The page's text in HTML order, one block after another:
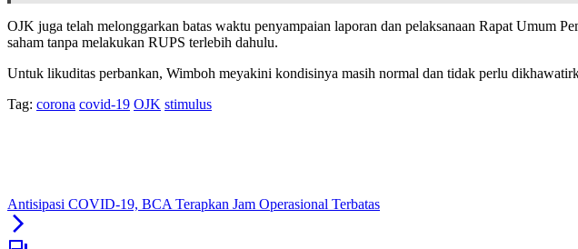
OJK juga telah melonggarkan batas waktu penyampaian laporan dan pelaksanaan Rapat Umum
saham tanpa melakukan RUPS terlebih dahulu.
Untuk likuditas perbankan, Wimboh meyakini kondisinya masih normal dan tidak perlu
Tag: corona covid-19 OJK stimulus
Antisipasi COVID-19, BCA Terapkan Jam Operasional Terbatas